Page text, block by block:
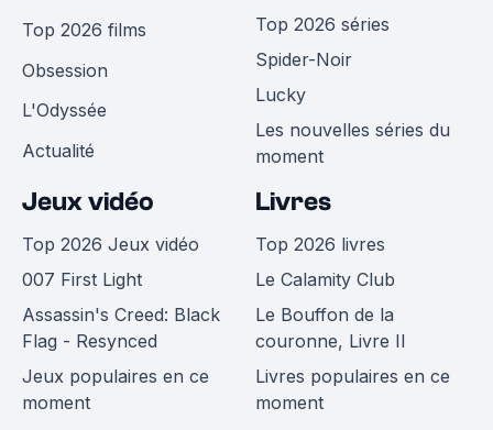
Top 2026 films
Obsession
L'Odyssée
Actualité
Top 2026 séries
Spider-Noir
Lucky
Les nouvelles séries du
moment
Jeux vidéo
Top 2026 Jeux vidéo
007 First Light
Assassin's Creed: Black
Flag - Resynced
Jeux populaires en ce
moment
Livres
Top 2026 livres
Le Calamity Club
Le Bouffon de la
couronne, Livre II
Livres populaires en ce
moment